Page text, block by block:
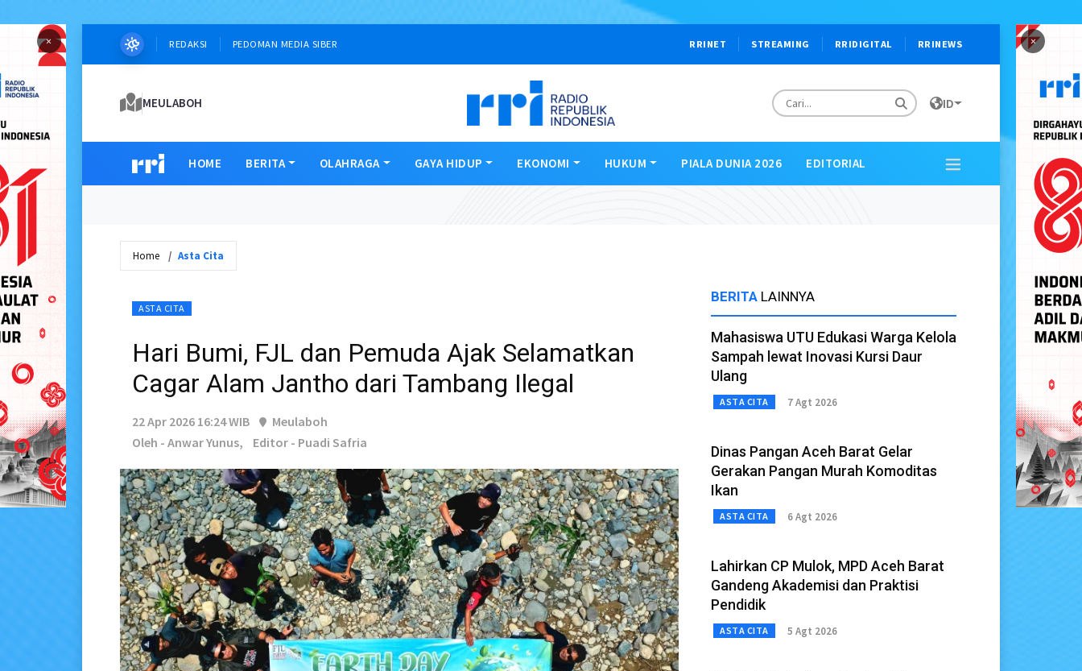
× ×
REDAKSI PEDOMAN MEDIA SIBER RRINET STREAMING RRIDIGITAL RRINEWS
MEULABOH ID
HOME BERITA OLAHRAGA GAYA HIDUP EKONOMI HUKUM PIALA DUNIA 2026 EDITORIAL
Home Asta Cita
ASTA CITA
Hari Bumi, FJL dan Pemuda Ajak Selamatkan
Cagar Alam Jantho dari Tambang Ilegal
22 Apr 2026 16:24 WIB
Meulaboh
Oleh - Anwar Yunus,
Editor - Puadi Safria
BERITA LAINNYA
Mahasiswa UTU Edukasi Warga Kelola
Sampah lewat Inovasi Kursi Daur
Ulang
ASTA CITA 7 Agt 2026
Dinas Pangan Aceh Barat Gelar
Gerakan Pangan Murah Komoditas
Ikan
ASTA CITA 6 Agt 2026
Lahirkan CP Mulok, MPD Aceh Barat
Gandeng Akademisi dan Praktisi
Pendidik
ASTA CITA 5 Agt 2026